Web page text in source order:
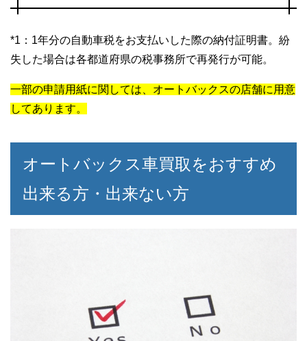
*1：1年分の自動車税をお支払いした際の納付証明書。紛
失した場合は各都道府県の税事務所で再発行が可能。
一部の申請用紙に関しては、オートバックスの店舗に用意
してあります。
オートバックス車買取をおすすめ
出来る方・出来ない方